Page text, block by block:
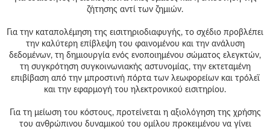
ζήτησης αντί των ζημιών.
Για την καταπολέμηση της εισιτηριοδιαφυγής, το σχέδιο προβλέπει
την καλύτερη επίβλεψη του φαινομένου και την ανάλυση
δεδομένων, τη δημιουργία ενός ενοποιημένου σώματος ελεγκτών,
τη συγκρότηση συγκοινωνιακής αστυνομίας, την εκτεταμένη
επιβίβαση από την μπροστινή πόρτα των λεωφορείων και τρόλεϊ
και την εφαρμογή του ηλεκτρονικού εισιτηρίου.
Για τη μείωση του κόστους, προτείνεται η αξιολόγηση της χρήσης
του ανθρώπινου δυναμικού του ομίλου προκειμένου να γίνει